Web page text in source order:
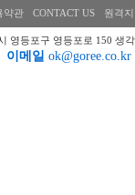
약관 CONTACT US 원격
영등포구 영등포로 150 생
이메일 ok@goree.co.kr